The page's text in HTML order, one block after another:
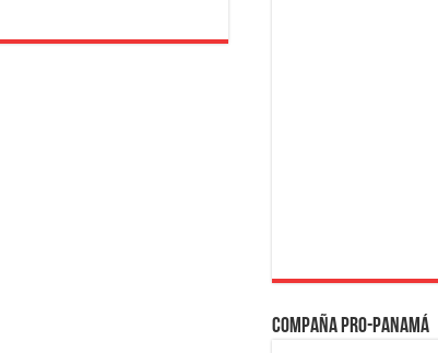
Compaña PRO-Panamá